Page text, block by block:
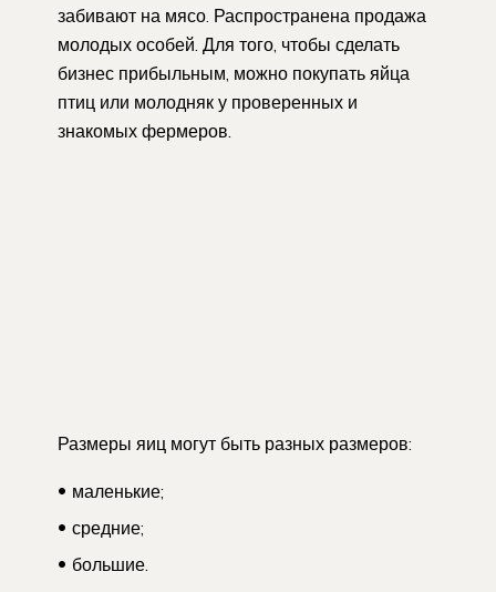
забивают на мясо. Распространена продажа
молодых особей. Для того, чтобы сделать
бизнес прибыльным, можно покупать яйца
птиц или молодняк у проверенных и
знакомых фермеров.
Размеры яиц могут быть разных размеров:
маленькие;
средние;
большие.